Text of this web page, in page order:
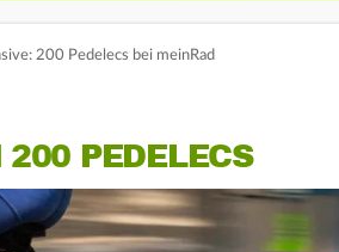
200 Pedelecs bei meinRad
PEDELECS